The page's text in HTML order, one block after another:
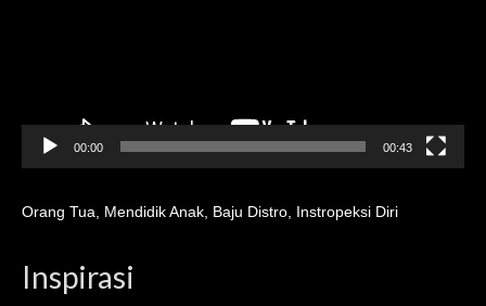
00:00 00:43
Orang Tua Mendidik Anak Baju Distro Instropeksi Diri
Inspirasi